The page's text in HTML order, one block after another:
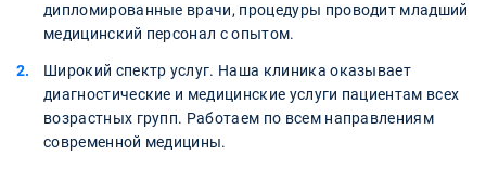
дипломированные врачи, процедуры проводит младший
медицинский персонал с опытом.
Широкий спектр услуг. Наша клиника оказывает
диагностические и медицинские услуги пациентам всех
возрастных групп. Работаем по всем направлениям
современной медицины.